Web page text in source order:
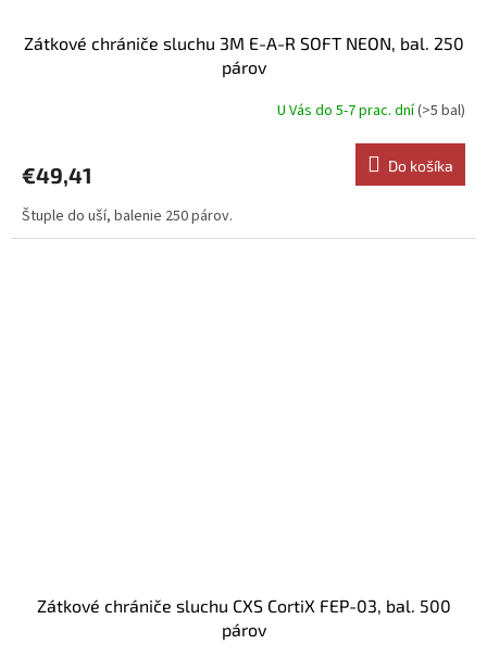
Zátkové chrániče sluchu 3M E-A-R SOFT NEON, bal. 250
párov
U Vás do 5-7 prac. dní(>5 bal)
€49,41 Do košíka
Štuple do uší, balenie 250 párov.
Zátkové chrániče sluchu CXS CortiX FEP-03, bal. 500
párov